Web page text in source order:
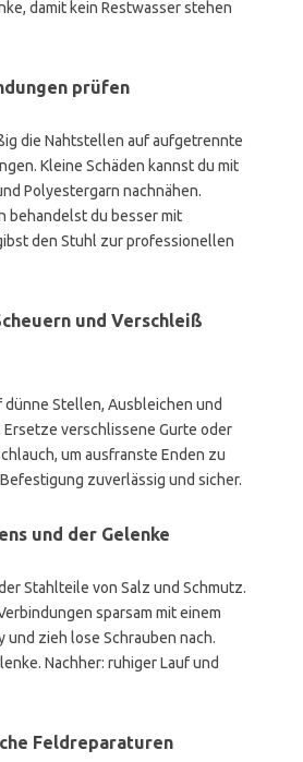
damit kein Restwasser stehen
prüfen
die Nahtstellen auf aufgetrennte
Kleine Schäden kannst du mit
Polyestergarn nachnähen.
behandelst du besser mit
den Stuhl zur professionellen
und Verschleiß
Stellen, Ausbleichen und
verschlissene Gurte oder
um ausfranste Enden zu
zuverlässig und sicher.
und der Gelenke
Stahlteile von Salz und Schmutz.
sparsam mit einem
und zieh lose Schrauben nach.
Nachher: ruhiger Lauf und
Feldreparaturen